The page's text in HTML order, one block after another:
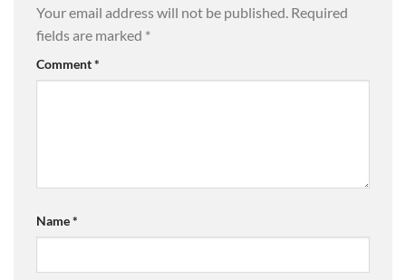
Your email address will not be published. Required
fields are marked *
Comment*
Name*